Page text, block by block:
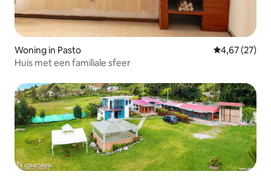
Woning in Pasto Gemiddelde
4,67 (27)
Huis met een familiale sfeer